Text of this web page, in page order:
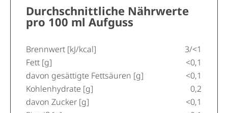
Durchschnittliche Nährwerte
pro 100 ml Aufguss
Brennwert [kJ/kcal]
3/<1
Fett [g]
<0,1
davon gesättigte Fettsäuren [g]
<0,1
Kohlenhydrate [g]
0,2
davon Zucker [g]
<0,1